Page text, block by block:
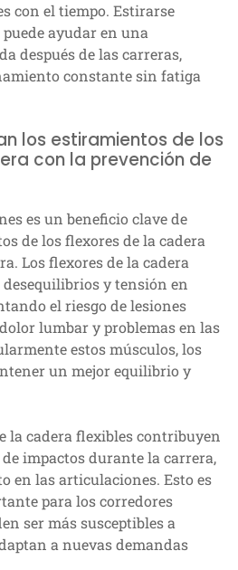
con el tiempo. Estirarse
ayudar en una
después de las carreras,
constante sin fatiga
los estiramientos de los
con la prevención de
es un beneficio clave de
de los flexores de la cadera
Los flexores de la cadera
y tensión en
el riesgo de lesiones
lumbar y problemas en las
estos músculos, los
un mejor equilibrio y
la cadera flexibles contribuyen
impactos durante la carrera,
en las articulaciones. Esto es
para los corredores
ser más susceptibles a
a nuevas demandas